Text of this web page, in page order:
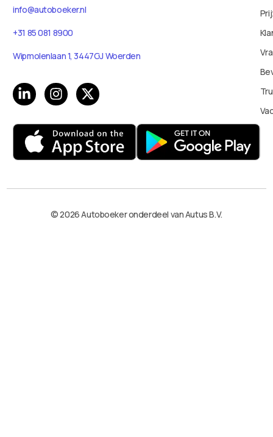
info@autoboeker.nl
+31 85 081 8900
Wipmolenlaan 1, 3447GJ Woerden
© 2026 Autoboeker onderdeel van Autus B.V.